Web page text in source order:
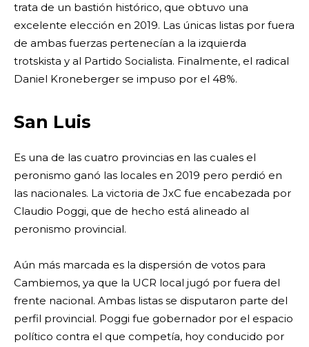
trata de un bastión histórico, que obtuvo una
excelente elección en 2019. Las únicas listas por fuera
de ambas fuerzas pertenecían a la izquierda
trotskista y al Partido Socialista. Finalmente, el radical
Daniel Kroneberger se impuso por el 48%.
San Luis
Es una de las cuatro provincias en las cuales el
peronismo ganó las locales en 2019 pero perdió en
las nacionales. La victoria de JxC fue encabezada por
Claudio Poggi, que de hecho está alineado al
peronismo provincial.
Aún más marcada es la dispersión de votos para
Cambiemos, ya que la UCR local jugó por fuera del
frente nacional. Ambas listas se disputaron parte del
perfil provincial. Poggi fue gobernador por el espacio
político contra el que competía, hoy conducido por